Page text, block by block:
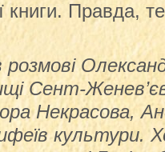
книги. Правда,
Сент-
Некрасова,
культури.